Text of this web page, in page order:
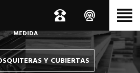
allí donde esté, y en tiempo récord,
y sistemas de cubiertas confeccionados A
MEDIDA
Y CUBIERTAS